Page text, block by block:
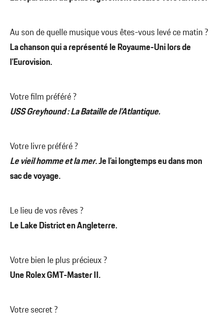
Au son de quelle musique vous êtes-vous levé ce matin ?
La chanson qui a représenté le Royaume-Uni lors de
l’Eurovision.
Votre film préféré ?
USS Greyhound : La Bataille de l’Atlantique.
Votre livre préféré ?
Le vieil homme et la mer. Je l’ai longtemps eu dans mon
sac de voyage.
Le lieu de vos rêves ?
Le Lake District en Angleterre.
Votre bien le plus précieux ?
Une Rolex GMT-Master II.
Votre secret ?